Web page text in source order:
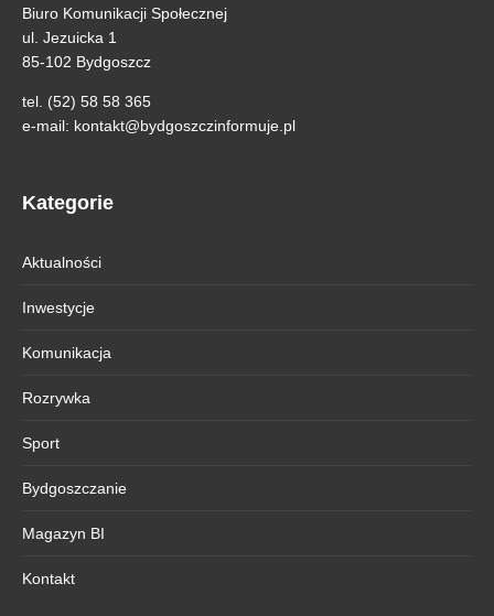
Biuro Komunikacji Społecznej
ul. Jezuicka 1
85-102 Bydgoszcz
tel. (52) 58 58 365
e-mail: kontakt@bydgoszczinformuje.pl
Kategorie
Aktualności
Inwestycje
Komunikacja
Rozrywka
Sport
Bydgoszczanie
Magazyn BI
Kontakt